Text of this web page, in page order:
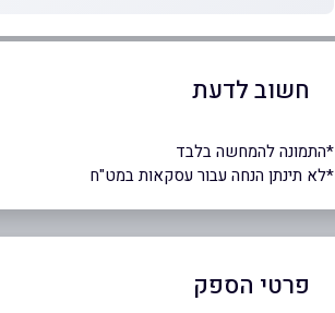
חשוב לדעת
*התמונה להמחשה בלבד
*לא תינתן הנחה עבור עסקאות במט"ח
פרטי הספק